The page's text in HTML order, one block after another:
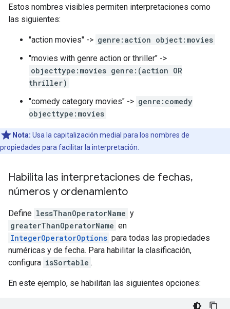
Estos nombres visibles permiten interpretaciones como
las siguientes:
"action movies" -> genre:action object:movies
"movies with genre action or thriller" ->
objecttype:movies genre:(action OR
thriller)
"comedy category movies" -> genre:comedy
objecttype:movies
Nota: Usa la capitalización medial para los nombres de
propiedades para facilitar la interpretación.
Habilita las interpretaciones de fechas,
números y ordenamiento
Define lessThanOperatorName y
greaterThanOperatorName en
IntegerOperatorOptions para todas las propiedades
numéricas y de fecha. Para habilitar la clasificación,
configura isSortable .
En este ejemplo, se habilitan las siguientes opciones: